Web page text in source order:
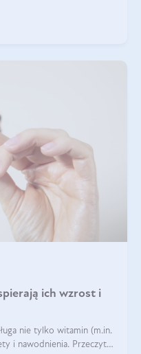
ich wzrost i
nie tylko witamin (m.in.
i nawodnienia. Przeczytaj